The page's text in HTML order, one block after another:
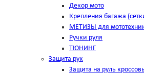
Декор мото
Крепления багажа
МЕТИЗЫ для
Ручки руля
ТЮНИНГ
Защита рук
Защита на руль